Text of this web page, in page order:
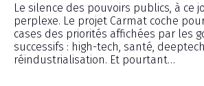
Le silence des pouvoirs publics, à ce
perplexe. Le projet Carmat coche
cases des priorités affichées par les
successifs : high-tech, santé,
réindustrialisation. Et pourtant…